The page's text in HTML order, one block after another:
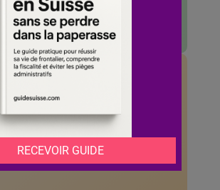
rapide
de la vie tres eleve
des 26 systemes